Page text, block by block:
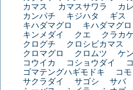
カマス
カマスサワラ カ
カンパチ
キジハタ ギス
キハダマグロ
キハダマグロ
キンメダイ
クエ クラカ
クログチ
クロシビカマス
クロマグロ
クロムツ ケ
コウイカ
コショウダイ
ゴマテングハギモドキ
コ
サクラダイ
サゴシ サバ